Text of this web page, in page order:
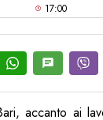
17:00
accanto ai